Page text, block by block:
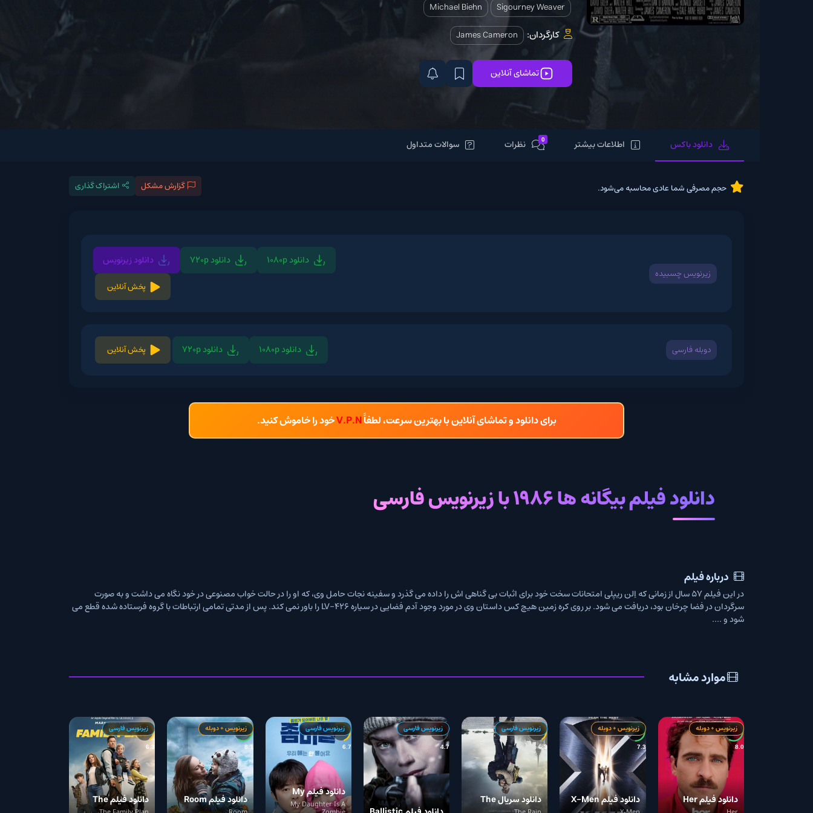
Sigourney Weaver
Michael Biehn
کارگردان: James Cameron
تماشای آنلاین
دانلود باکس اطلاعات بیشتر نظرات سوالات متداول
حجم مصرفی شما عادی محاسبه می‌شود. گزارش مشکل اشتراک گذاری
زیرنویس چسبیده
دانلود 720p دانلود زیرنویس
دانلود 720p پخش آنلاین
برای دانلود و تماشای آنلاین با بهترین سرعت، لطفاًV.P.Nخود را خاموش کنید.
دانلود فیلم بیگانه ها 1986 با زیرنویس فارسی
درباره فیلم
در این فیلم ۵۷ سال از زمانی که اِلن ریپلی امتحانات سخت خود برای اثبات بی گناهی اش را داده می گذرد و سفینه نجات حامل وی، که او را در حالت خواب مصنوعی در خود نگاه می داشت و به صورت
سرگردان در فضا چرخان بود، دریافت می شود. بر روی کره زمین هیچ کس داستان وی در مورد وجود آدم فضایی در سیاره LV-426 را باور نمی کند. پس از مدتی تمامی ارتباطات با گروه فرستاده شده قطع می
موارد مشابه
دانلود فیلم Her
7.3
زیرنویس + دوبله
دانلود فیلم X-Men
6.3
زیرنویس فارسی
دانلود سریال The
4.7
زیرنویس فارسی
6.7
زیرنویس فارسی
دانلود فیلم My
Daughter Is A
My Daughter Is A
زیرنویس + دوبله
دانلود فیلم Room
6.3
زیرنویس فارسی
دانلود فیلم The